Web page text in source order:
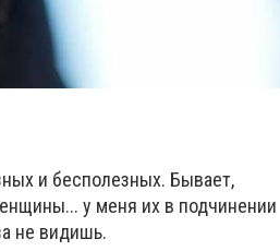
и бесполезных. Бывает,
у меня их в подчинении
не видишь.